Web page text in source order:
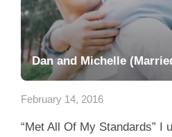
Dan and Michelle
February 14, 2016
“Met All Of My Standards” I